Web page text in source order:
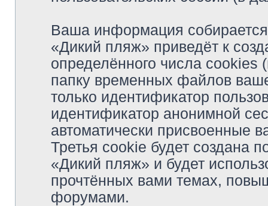
Ваша информация
«Дикий пляж» приведёт к
определённого числа
папку временных файлов
только идентификатор
идентификатор анонимной
автоматически присвоенные
Третья cookie будет создана
«Дикий пляж» и будет
прочтённых вами темах,
форумами.